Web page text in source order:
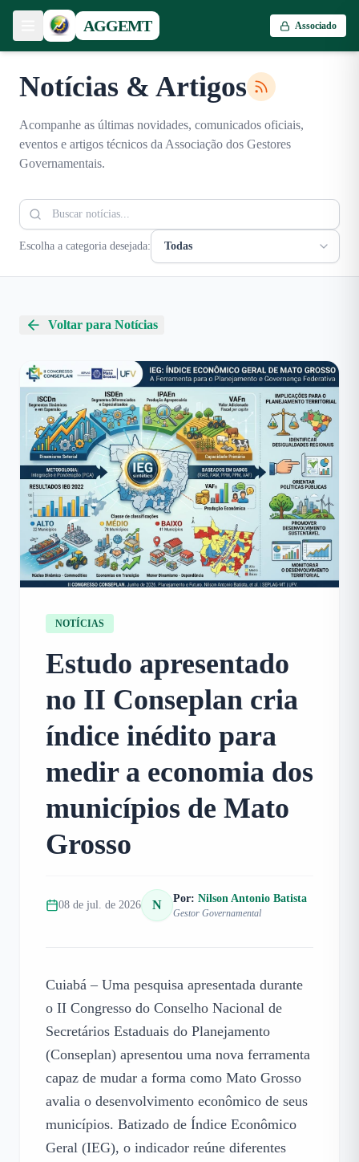
AGGEMT Associado
Notícias & Artigos
Acompanhe as últimas novidades, comunicados oficiais,
eventos e artigos técnicos da Associação dos Gestores
Governamentais.
Escolha a categoria desejada:
Voltar para Notícias
NOTÍCIAS
Estudo apresentado
no II Conseplan cria
índice inédito para
medir a economia dos
municípios de Mato
Grosso
08 de jul. de 2026 N Por: Nilson Antonio Batista
Gestor Governamental
Cuiabá – Uma pesquisa apresentada durante
o II Congresso do Conselho Nacional de
Secretários Estaduais do Planejamento
(Conseplan) apresentou uma nova ferramenta
capaz de mudar a forma como Mato Grosso
avalia o desenvolvimento econômico de seus
municípios. Batizado de Índice Econômico
Geral (IEG), o indicador reúne diferentes